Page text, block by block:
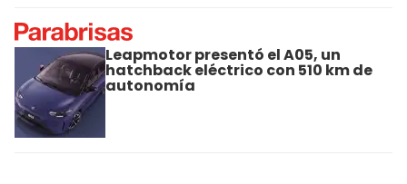
Leapmotor presentó el A05, un
hatchback eléctrico con 510 km de
autonomía